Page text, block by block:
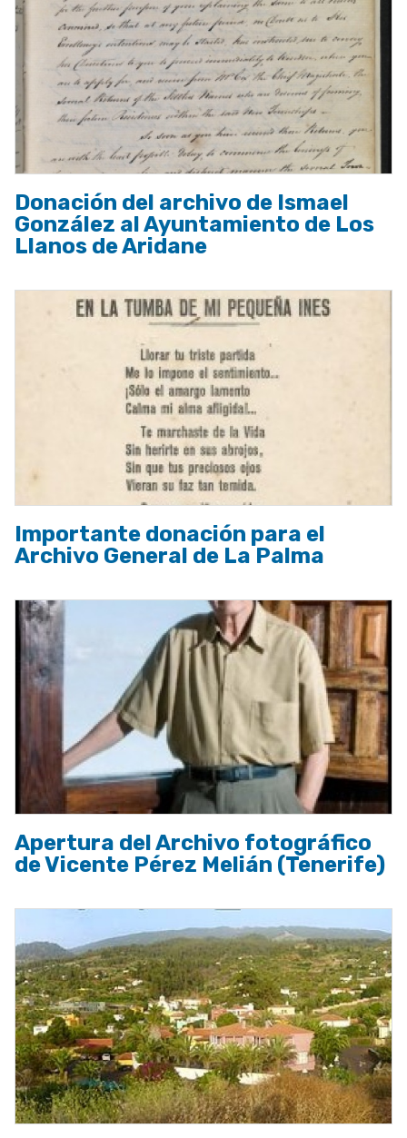
Donación del archivo de Ismael
González al Ayuntamiento de Los
Llanos de Aridane
Importante donación para el
Archivo General de La Palma
Apertura del Archivo fotográfico
de Vicente Pérez Melián (Tenerife)